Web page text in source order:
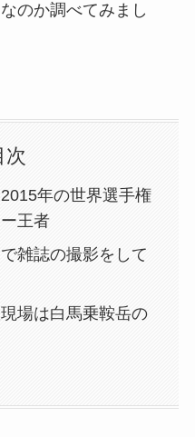
のか調べてみまし
次
年の世界選手権
王者
雑誌の撮影をして
場は白馬乗鞍岳の